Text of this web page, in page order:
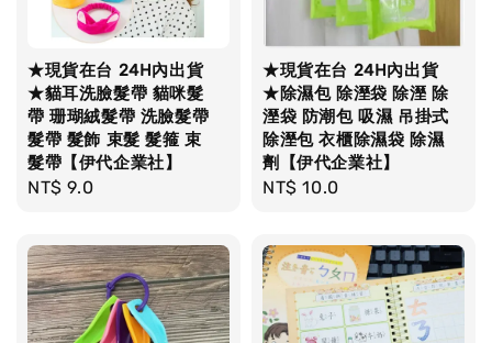
★現貨在台 24H內出貨
★貓耳洗臉髮帶 貓咪髮
帶 珊瑚絨髮帶 洗臉髮帶
髮帶 髮飾 束髮 髮箍 束
髮帶【伊代企業社】
Regular
NT$ 9.0
★現貨在台 24H內出貨
★除濕包 除溼袋 除溼 除
溼袋 防潮包 吸濕 吊掛式
除溼包 衣櫃除濕袋 除濕
劑【伊代企業社】
Regular
NT$ 10.0